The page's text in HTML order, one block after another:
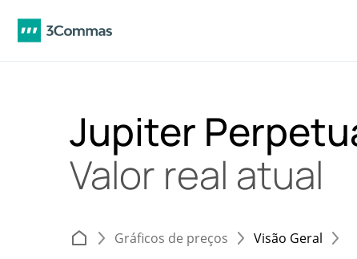
Jupiter
Valor real atual
Gráficos de preços Visão Geral